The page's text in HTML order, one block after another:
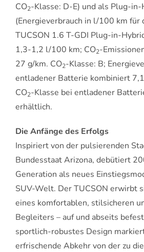
CO2-Klasse: D-E) und als Plug-in-
(Energieverbrauch in l/100 km für
TUCSON 1.6 T-GDI Plug-in-
1,3-1,2 l/100 km; CO2-
27 g/km. CO2-Klasse: B;
entladener Batterie kombiniert
CO2-Klasse bei entladener
erhältlich.
Die Anfänge des Erfolgs
Inspiriert von der pulsierenden
Bundesstaat Arizona, debütiert
Generation als neues
SUV-Welt. Der TUCSON erwirbt
eines komfortablen, stilsicheren
Begleiters – auf und abseits
sportlich-robustes Design
erfrischende Abkehr von der zu